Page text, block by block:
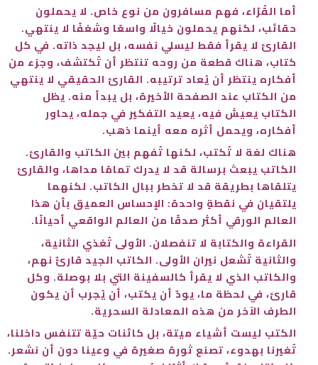
أما القُرّاء، فهم مسافرون من نوع خاص. لا يحملون
حقائب، لكنهم يحملون خيالًا واسعًا وشغفًا لا ينتهي.
القارئ لا يقرأ فقط ليسلي نفسه، بل ليجد ذاته. في كل
كتاب، هناك قطعة من روحه تنتظر أن تُكتشف، وجزء من
أفكاره ينتظر أن يُعاد ترتيبه. القارئ الحقيقي لا ينتهي
من الكتاب عند الصفحة الأخيرة، بل يبدأ منه. يظل
الكتاب يعيش فيه، يعيد التفكير في جمله، يحاور
أفكاره، ويحمل أثره معه أينما ذهب.
هناك لغة لا تُكتب، لكنها تُفهم بين الكاتب والقارئ.
الكاتب يبعث برسالة قد لا يدرك تمامًا مداها، والقارئ
يتلقاها بطريقة قد لا تخطر ببال الكاتب. لكنهما
يلتقيان في نقطةٍ واحدة: الإحساس العميق بأن هذا
العالم الورقي أكثر صدقًا من العالم الواقعي أحيانًا.
القراءة والكتابة لا تنفصلان. الأولى تُغذي الثانية،
والثانية تُشعل نيران الأولى. الكاتب الجيد قارئٌ نهم،
والكاتب الذي لا يقرأ كالسفينة التي بلا بوصلة. وكل
قارئ، في لحظة ما، يودّ أن يكتب، أن يُجرب أن يكون
الطرف الآخر من هذه المعادلة السحرية.
الكتب ليست أشياء ميتة، بل كائنات حيّة تتنفس داخلنا،
تُغيرنا بهدوء، تصنع ثورة صغيرة في وعينا دون أن نشعر.